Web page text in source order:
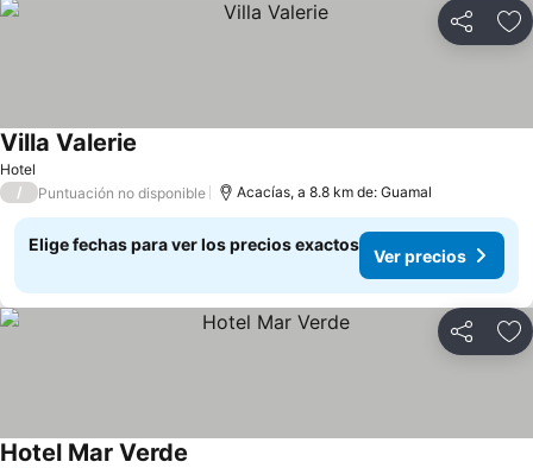
Compartir
Hotel
Villa Valerie
/ Puntuación no disponible Acacías, a 8.8 km de: Guamal
Elige fechas para ver los precios exactos
Ver precios
Compartir
Hotel Mar Verde